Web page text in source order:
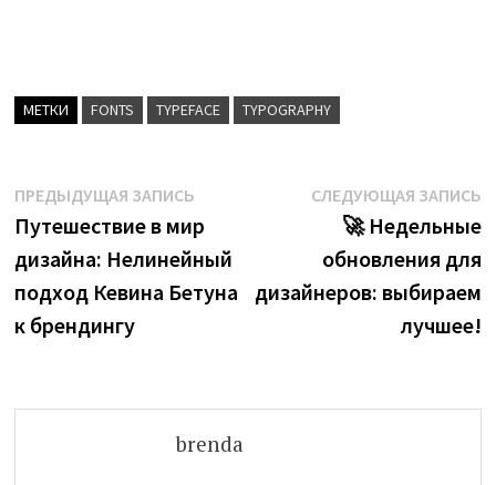
МЕТКИ FONTS TYPEFACE TYPOGRAPHY
Навигация
по
записям
ПРЕДЫДУЩАЯ ЗАПИСЬ
запись:
Путешествие в мир
дизайна: Нелинейный
подход Кевина Бетуна
к брендингу
СЛЕДУЮЩАЯ ЗАПИСЬ
🚀 Недельные
обновления для
дизайнеров: выбираем
лучшее!
brenda